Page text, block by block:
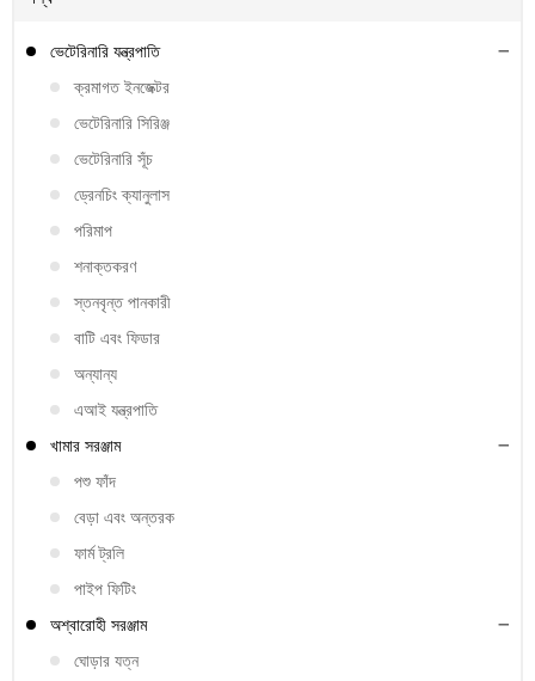
ভেটেরিনারি যন্ত্রপাতি
ক্রমাগত ইনজেক্টর
ভেটেরিনারি সিরিঞ্জ
ভেটেরিনারি সূঁচ
ড্রেনচিং ক্যানুলাস
পরিমাপ
শনাক্তকরণ
স্তনবৃন্ত পানকারী
বাটি এবং ফিডার
অন্যান্য
এআই যন্ত্রপাতি
খামার সরঞ্জাম
পশু ফাঁদ
বেড়া এবং অন্তরক
ফার্ম ট্রলি
পাইপ ফিটিং
অশ্বারোহী সরঞ্জাম
ঘোড়ার যত্ন